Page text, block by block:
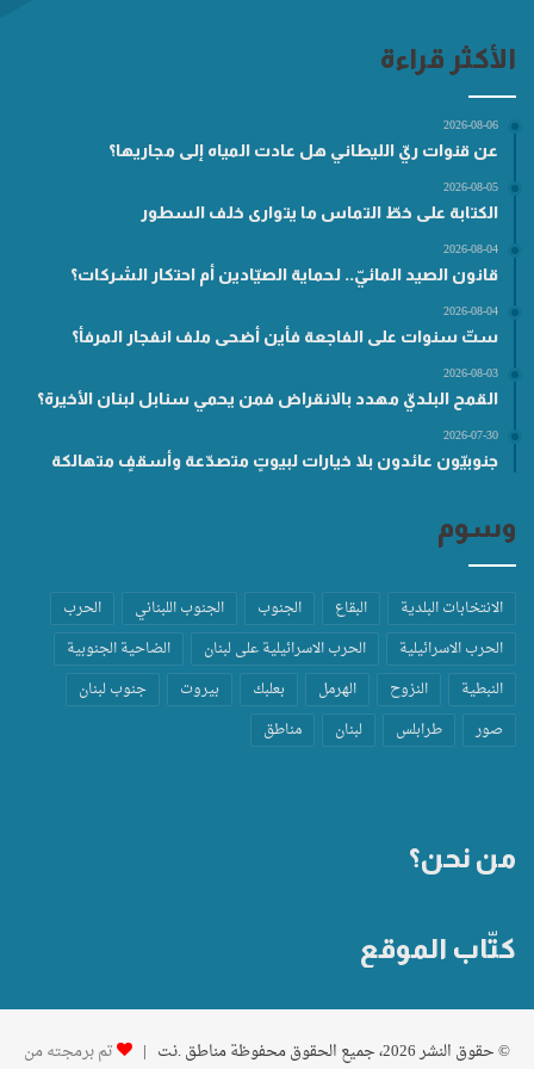
الأكثر قراءة
2026-08-06
عن قنوات ريّ الليطاني هل عادت المياه إلى مجاريها؟
2026-08-05
الكتابة على خطّ التماس ما يتوارى خلف السطور
2026-08-04
قانون الصيد المائيّ.. لحماية الصيّادين أم احتكار الشركات؟
2026-08-04
ستّ سنوات على الفاجعة فأين أضحى ملف انفجار المرفأ؟
2026-08-03
القمح البلديّ مهدد بالانقراض فمن يحمي سنابل لبنان الأخيرة؟
2026-07-30
جنوبيّون عائدون بلا خيارات لبيوتٍ متصدّعة وأسقفٍ متهالكة
وسوم
الانتخابات البلدية البقاع الجنوب الجنوب اللبناني
الحرب
الحرب الاسرائيلية
الحرب الاسرائيلية على لبنان
الضاحية الجنوبية
النبطية
النزوح الهرمل بعلبك بيروت
جنوب لبنان
صور
طرابلس لبنان مناطق
من نحن؟
كتّاب الموقع
© حقوق النشر 2026، جميع الحقوق محفوظة مناطق .نت | تم برمجته من